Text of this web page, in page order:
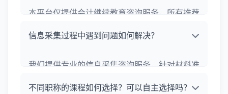
本平台仅提供会计继续教育咨询服务，所有推荐
严格遵循各地继续教育政策。学习完成后，学分
官方渠道进行核验。
信息采集过程中遇到问题如何解决？
我们提供专业的信息采集咨询服务，针对材料准
导，协助按照财政部门要求完成信息采集工作，
不同职称的课程如何选择？可以自主选择吗？